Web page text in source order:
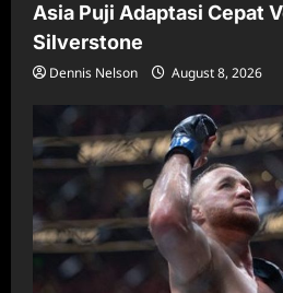
Asia Puji Adaptasi Cepat
Silverstone
Dennis Nelson August 8, 2026